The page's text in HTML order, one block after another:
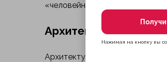
«человейников» Обручева.
Архитектура и
Архитектурное бюро — АПЕКС
Нажимая на кнопку вы